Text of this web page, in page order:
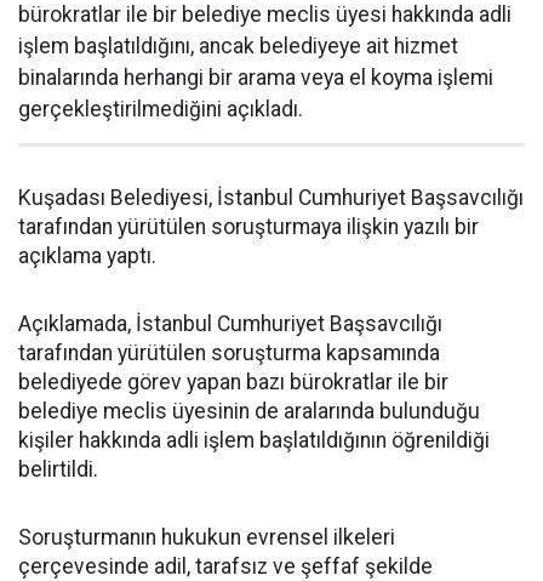
bürokratlar ile bir belediye meclis üyesi hakkında adli
işlem başlatıldığını, ancak belediyeye ait hizmet
binalarında herhangi bir arama veya el koyma işlemi
gerçekleştirilmediğini açıkladı.
Kuşadası Belediyesi, İstanbul Cumhuriyet Başsavcılığı
tarafından yürütülen soruşturmaya ilişkin yazılı bir
açıklama yaptı.
Açıklamada, İstanbul Cumhuriyet Başsavcılığı
tarafından yürütülen soruşturma kapsamında
belediyede görev yapan bazı bürokratlar ile bir
belediye meclis üyesinin de aralarında bulunduğu
kişiler hakkında adli işlem başlatıldığının öğrenildiği
belirtildi.
Soruşturmanın hukukun evrensel ilkeleri
çerçevesinde adil, tarafsız ve şeffaf şekilde